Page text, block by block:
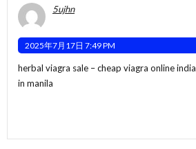
5ujhn
2025年7月17日 7:49 PM
herbal viagra sale –cheap viagra online india
in manila